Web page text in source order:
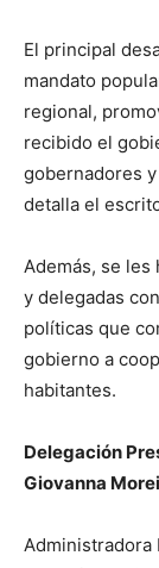
El principal
mandato
regional,
recibido el
gobernadores
detalla el
Además, se les
y delegadas
políticas que
gobierno a
habitantes.
Delegación
Giovanna
Administradora